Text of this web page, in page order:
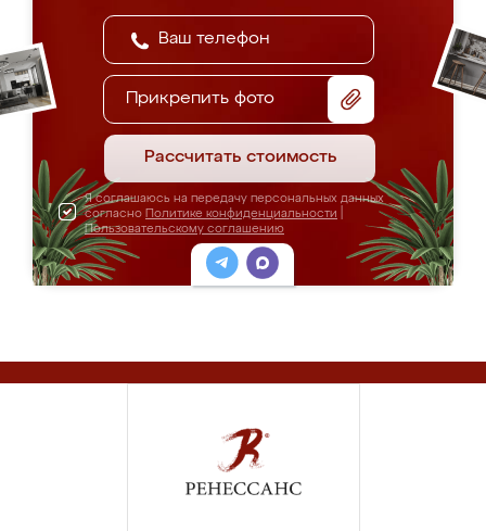
Прикрепить фото
Рассчитать стоимость
Я соглашаюсь на передачу персональных данных
согласно Политике конфиденциальности
Пользовательскому соглашению